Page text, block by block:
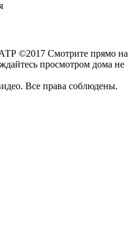
©2017 Смотрите прямо на
просмотром дома не
Все права соблюдены.